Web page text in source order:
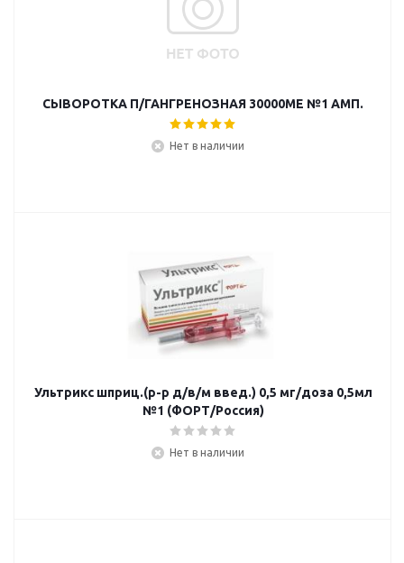
СЫВОРОТКА П/ГАНГРЕНОЗНАЯ 30000МЕ №1 АМП.
Нет в наличии
Ультрикс шприц.(р-р д/в/м введ.) 0,5 мг/доза 0,5мл
№1 (ФОРТ/Россия)
Нет в наличии